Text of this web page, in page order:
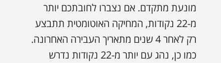
מונעת מתקדם. אם נצברו לחובתכם יותר
מ-22 נקודות, המחיקה האוטומטית תתבצע
רק לאחר 4 שנים מתאריך העבירה האחרונה.
כמו כן, נהג עם יותר מ-22 נקודות נדרש